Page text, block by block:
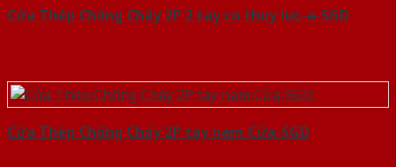
Cửa Thép Chống Cháy 2P 2 tay co thuy luc-a-SGD
Cửa Thép Chống Cháy 2P tay nam Cửa-SGD